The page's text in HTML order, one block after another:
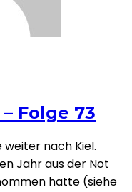
Folge 73
weiter nach Kiel.
Jahr aus der Not
hatte (siehe